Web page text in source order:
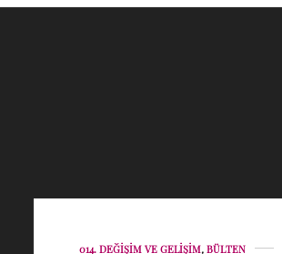
014. DEĞIŞIM VE GELIŞIM, BÜLTEN